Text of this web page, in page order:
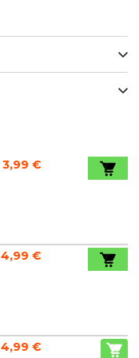
3,99 €
4,99 €
4,99 €